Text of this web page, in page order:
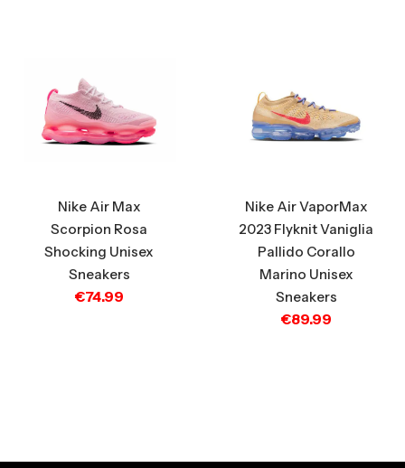
Nike Air Max
Scorpion Rosa
Shocking Unisex
Sneakers
€74.99
Nike Air VaporMax
2023 Flyknit Vaniglia
Pallido Corallo
Marino Unisex
Sneakers
€89.99